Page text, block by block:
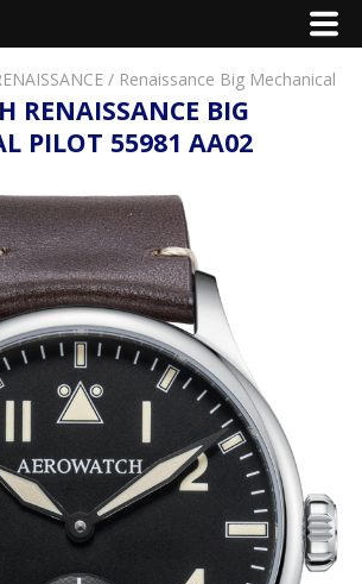
/ Renaissance Big Mechanical
RENAISSANCE BIG
PILOT 55981 AA02